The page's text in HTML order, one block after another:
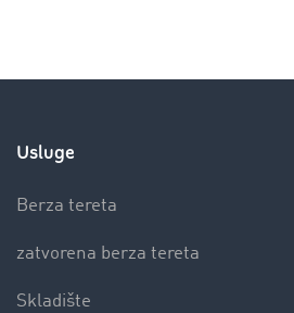
Usluge
Berza tereta
zatvorena berza tereta
Skladište